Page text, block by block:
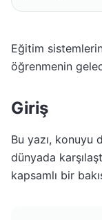
Eğitim
öğrenmenin
Giriş
Bu yazı, konuyu
dünyada
kapsamlı bir